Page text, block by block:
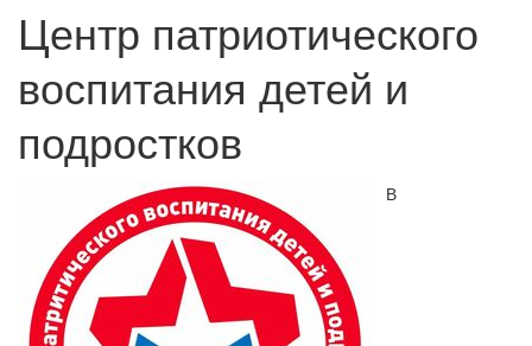
Центр патриотического
воспитания детей и
подростков
В